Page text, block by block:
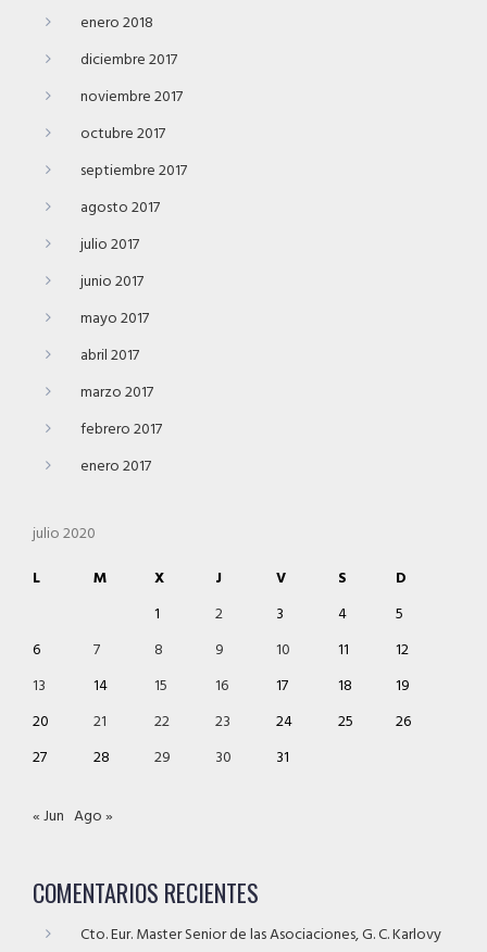
enero 2018
diciembre 2017
noviembre 2017
octubre 2017
septiembre 2017
agosto 2017
julio 2017
junio 2017
mayo 2017
abril 2017
marzo 2017
febrero 2017
enero 2017
julio 2020
L
M X J V S
D
1
2 3 4
5
6
7 8 9 10 11
12
13
14 15 16 17 18
19
20
21 22 23 24 25
26
27
28 29 30 31
« Jun Ago »
COMENTARIOS RECIENTES
Cto. Eur. Master Senior de las Asociaciones, G. C. Karlovy